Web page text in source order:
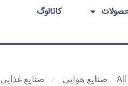
کاتالوگ
All
⁄ صنایع هوایی ⁄ صنایع غذایی